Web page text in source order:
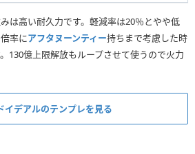
は高い耐久力です。軽減率は20％とやや低
率にアフタヌーンティー持ちまで考慮した時
130億上限解放もループさせて使うので火力
デアルのテンプレを見る